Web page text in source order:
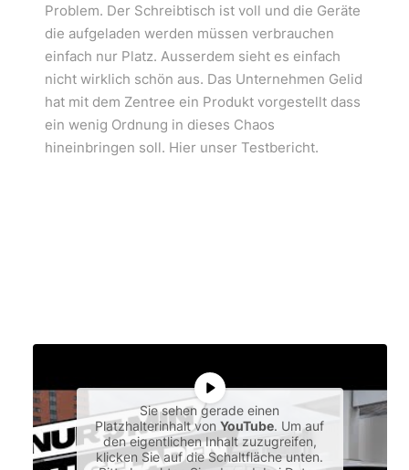
Problem. Der Schreibtisch ist voll und die Geräte
die aufgeladen werden müssen verbrauchen
einfach nur Platz. Ausserdem sieht es einfach
nicht wirklich schön aus. Das Unternehmen Gelid
hat mit dem Zentree ein Produkt vorgestellt dass
ein wenig Ordnung in dieses Chaos
hineinbringen soll. Hier unser Testbericht.
Sie sehen gerade einen
Platzhalterinhalt vonYouTube. Um auf
den eigentlichen Inhalt zuzugreifen,
klicken Sie auf die Schaltfläche unten.